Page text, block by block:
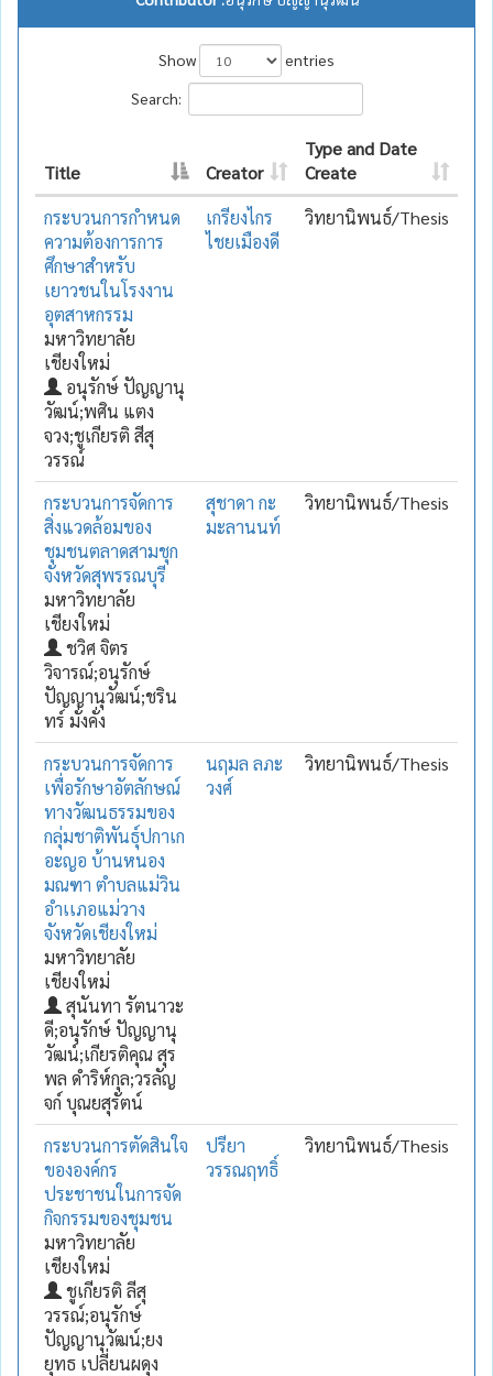
Show
entries
Search:
Title Creator
Type and Date
Create
กระบวนการกำหนด
ความต้องการการ
ศึกษาสำหรับ
เยาวชนในโรงงาน
อุตสาหกรรม
มหาวิทยาลัย
เชียงใหม่
อนุรักษ์ ปัญญานุ
วัฒน์;พศิน แตง
จวง;ชูเกียรติ สีสุ
วรรณ์
เกรียงไกร
ไชยเมืองดี
วิทยานิพนธ์/Thesis
กระบวนการจัดการ
สิ่งแวดล้อมของ
ชุมชนตลาดสามชุก
จังหวัดสุพรรณบุรี
มหาวิทยาลัย
เชียงใหม่
ชวิศ จิตร
วิจารณ์;อนุรักษ์
ปัญญานุวัฒน์;ชริน
ทร์ มั่งคั่ง
สุชาดา กะ
มะลานนท์
วิทยานิพนธ์/Thesis
กระบวนการจัดการ
เพื่อรักษาอัตลักษณ์
ทางวัฒนธรรมของ
กลุ่มชาติพันธุ์ปกาเก
อะญอ บ้านหนอง
มณฑา ตำบลแม่วิน
อำเเภอแม่วาง
จังหวัดเชียงใหม่
มหาวิทยาลัย
เชียงใหม่
สุนันทา รัตนาวะ
ดี;อนุรักษ์ ปัญญานุ
วัฒน์;เกียรติคุณ สุร
พล ดำริห์กุล;วรลัญ
จก์ บุณยสุรัตน์
นฤมล ลภะ
วงศ์
วิทยานิพนธ์/Thesis
กระบวนการตัดสินใจ
ขององค์กร
ประชาชนในการจัด
กิจกรรมของชุมชน
มหาวิทยาลัย
เชียงใหม่
ชูเกียรติ ลีสุ
วรรณ์;อนุรักษ์
ปัญญานุวัฒน์;ยง
ยุทธ เปลี่ยนผดุง
ปรียา
วรรณฤทธิ์
วิทยานิพนธ์/Thesis